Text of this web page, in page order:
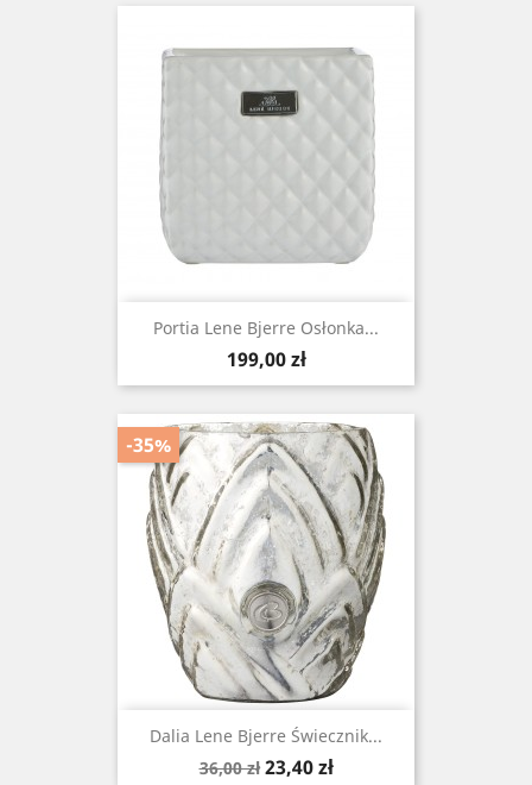
Portia Lene Bjerre Osłonka...
Cena
199,00 zł
Dalia Lene Bjerre Świecznik...
Cena
36,00 zł Cena
23,40 zł
-35%